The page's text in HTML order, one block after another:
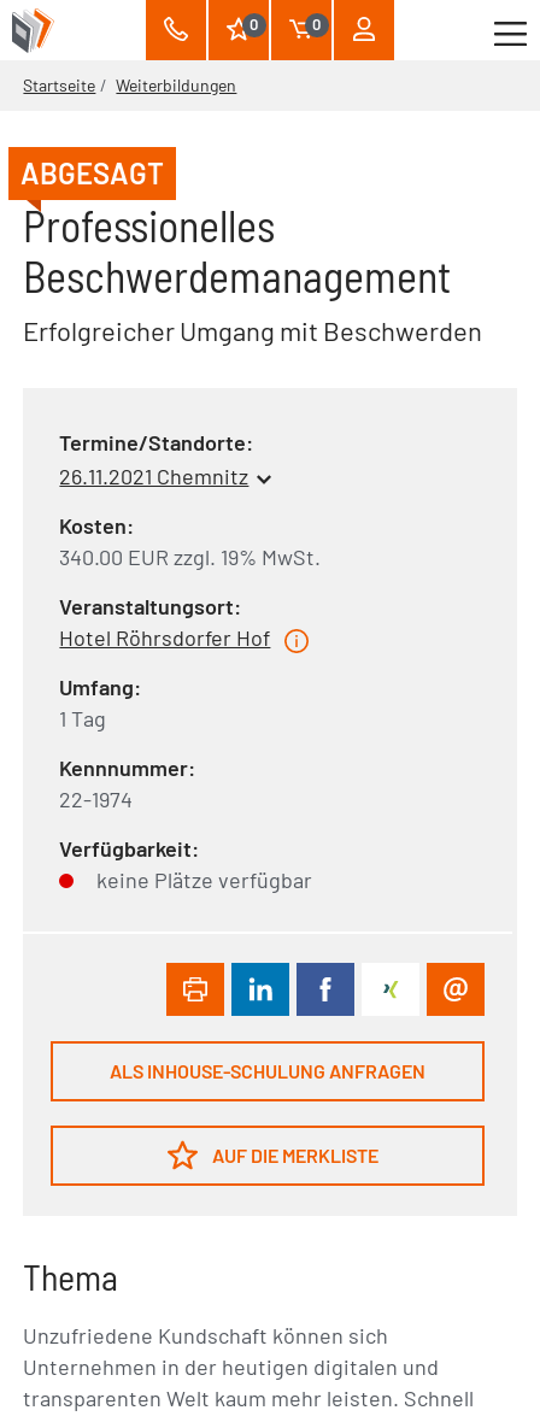
0 0
Startseite Weiterbildungen
ABGESAGT
Professionelles
Beschwerdemanagement
Erfolgreicher Umgang mit Beschwerden
Termine/Standorte:
26.11.2021 Chemnitz
Kosten:
340.00 EUR zzgl. 19% MwSt.
Veranstaltungsort:
Hotel Röhrsdorfer Hof
Umfang:
1 Tag
Kennnummer:
22-1974
Verfügbarkeit:
keine Plätze verfügbar
ALS INHOUSE-SCHULUNG ANFRAGEN
AUF DIE MERKLISTE
Thema
Unzufriedene Kundschaft können sich
Unternehmen in der heutigen digitalen und
transparenten Welt kaum mehr leisten. Schnell